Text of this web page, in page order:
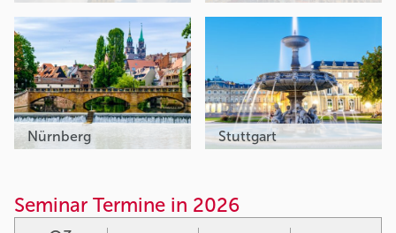
Nürnberg Stuttgart
Seminar Termine in 2026